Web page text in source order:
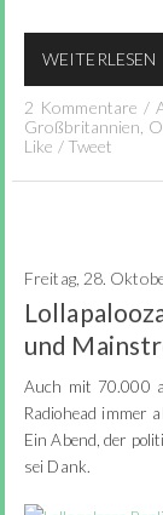
WEITERLESEN
2 Kommentare /
Großbritannien
Like / Tweet
Freitag, 28.
und
Auch mit 70.000
Radiohead immer
Ein Abend, der
sei Dank.